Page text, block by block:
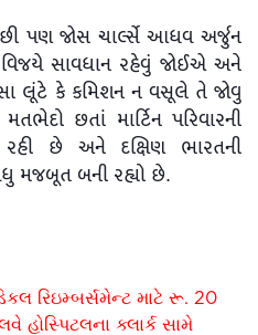
પણ જોસ ચાર્લ્સે આધવ અર્જુન
સાવધાન રહેવું જોઈએ અને
લૂંટે કે કમિશન ન વસૂલે તે જોવુ
છતાં માર્ટિન પરિવારની
છે અને દક્ષિણ ભારતની
મજબૂત બની રહ્યો છે.
રિઇમ્બર્સમેન્ટ માટે રૂ. 20
હોસ્પિટલના ક્લાર્ક સામે